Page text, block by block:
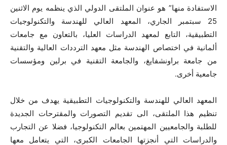
الاستفادة منها” هو عنوان الملتقى الدولي الذي ينظمه يوم الاثنين
25 سبتمبر الجاري، المعهد العالي للهندسة والتكنولوجيات
التطبيقية، التابع لمعهد الدراسات العليا، بالتعاون مع جامعات
ألمانية في اختصاص الهندسة مثل معهد الترددات العالية والتقنية
من جامعة براونشفايغ، والجامعة التقنية في برلين ومؤسسات
جامعية أخرى.
المعهد العالي للهندسة والتكنولوجيات التطبيقية يهدف من خلال
تنظيم هذا الملتقى، الى تقديم التصورات والمقترحات الجديدة
للطلبة والجامعيين المهتمين بعالم التكنولوجيا، فضلا عن التجارب
والدراسات التي أنجزتها الجامعات الكبرى، التي يتعامل معها